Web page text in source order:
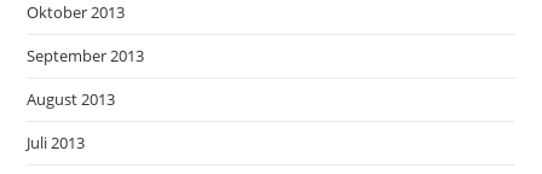
Oktober 2013
September 2013
August 2013
Juli 2013